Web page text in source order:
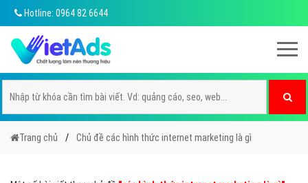
Hotline: 0964 82 6644
Trang chủ Chủ đề các hình thức internet marketing là gì